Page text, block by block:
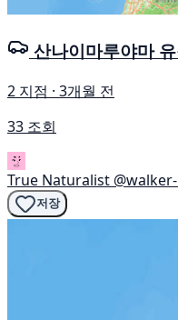
산나이마루야마
2 지점 · 3개월 전
33 조회
True Naturalist
저장